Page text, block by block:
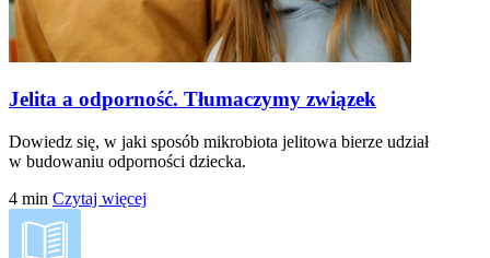
Jelita a odporność. Tłumaczymy związek
Dowiedz się, w jaki sposób mikrobiota jelitowa bierze udział
w budowaniu odporności dziecka.
4 min Czytaj więcej